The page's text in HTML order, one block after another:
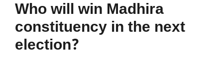
Who will win Madhira
constituency in the next
election?